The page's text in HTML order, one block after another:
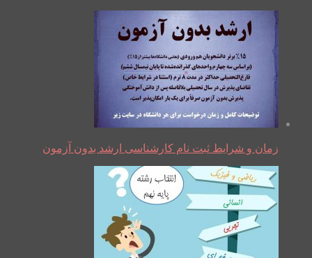
زمان و شرایط ثبت نام کارشناسی ارشد بدون آزمون